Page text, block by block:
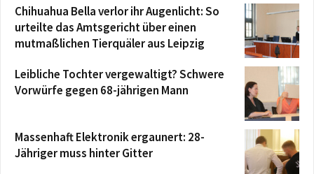
Chihuahua Bella verlor ihr Augenlicht: So
urteilte das Amtsgericht über einen
mutmaßlichen Tierquäler aus Leipzig
Leibliche Tochter vergewaltigt? Schwere
Vorwürfe gegen 68-jährigen Mann
Massenhaft Elektronik ergaunert: 28-
Jähriger muss hinter Gitter